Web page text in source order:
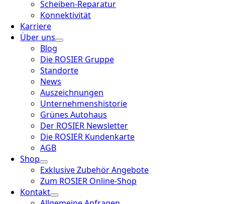
Scheiben-Reparatur
Konnektivität
Karriere
Über uns
Blog
Die ROSIER Gruppe
Standorte
News
Auszeichnungen
Unternehmenshistorie
Grünes Autohaus
Der ROSIER Newsletter
Die ROSIER Kundenkarte
AGB
Shop
Exklusive Zubehör Angebote
Zum ROSIER Online-Shop
Kontakt